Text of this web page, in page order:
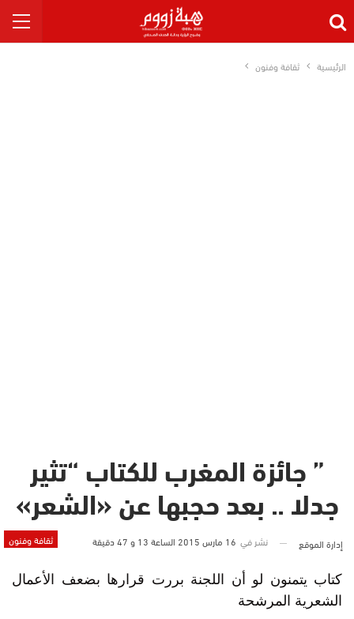
الرئيسية ثقافة وفنون
” جائزة المغرب للكتاب “تثير
جدلا .. بعد حجبها عن «الشعر»
ثقافة وفنون إدارة الموقع نشر في 16 مارس 2015 الساعة 13 و 47 دقيقة
كتاب يتمنون لو أن اللجنة بررت قرارها بضعف الأعمال
الشعرية المرشحة